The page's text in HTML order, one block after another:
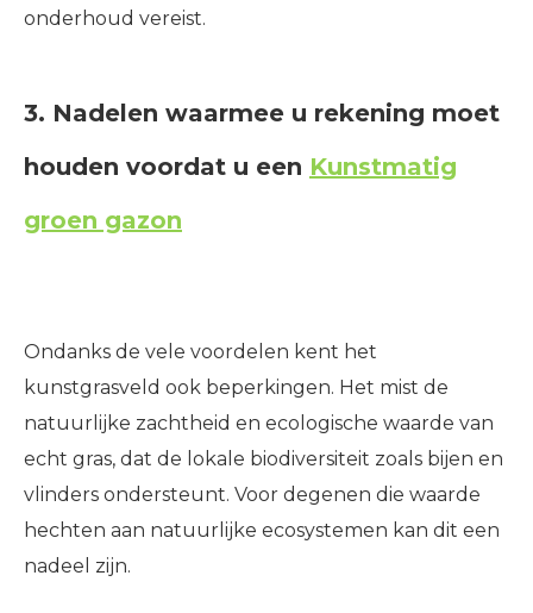
onderhoud vereist.
3. Nadelen waarmee u rekening moet
houden voordat u een Kunstmatig
groen gazon
Ondanks de vele voordelen kent het
kunstgrasveld ook beperkingen. Het mist de
natuurlijke zachtheid en ecologische waarde van
echt gras, dat de lokale biodiversiteit zoals bijen en
vlinders ondersteunt. Voor degenen die waarde
hechten aan natuurlijke ecosystemen kan dit een
nadeel zijn.